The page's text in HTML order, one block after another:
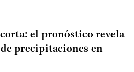
el pronóstico revela
precipitaciones en